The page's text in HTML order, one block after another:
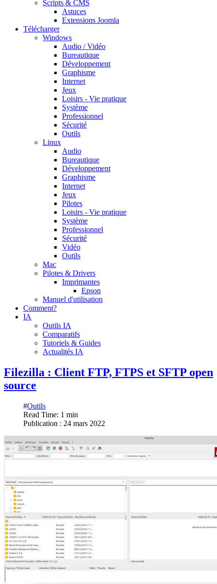
Scripts & CMS
Astuces
Extensions Joomla
Télécharger
Windows
Audio / Vidéo
Bureautique
Développement
Graphisme
Internet
Jeux
Loisirs - Vie pratique
Système
Professionnel
Sécurité
Outils
Linux
Audio
Bureautique
Développement
Graphisme
Internet
Jeux
Pilotes
Loisirs - Vie pratique
Système
Professionnel
Sécurité
Vidéo
Outils
Mac
Pilotes & Drivers
Imprimantes
Epson
Manuel d'utilisation
Comment?
IA
Outils IA
Comparatifs
Tutoriels & Guides
Actualités IA
Filezilla : Client FTP, FTPS et SFTP open
source
#Outils
Read Time: 1 min
Publication : 24 mars 2022